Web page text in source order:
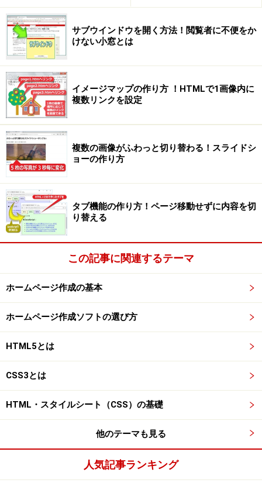
正するだけで、子ボックスの色が自動で変化します。
配色を変更したい場合、基準となる色（親ボックスの色
など）1つを修正するだけで、他の「相対的に指定され
ている」すべての色が適切に変化することになります。
LESSなら色を相対的に指定可能
CSSには、このような「ある色を基準にして相対的に色
を変化」させる記述方法はありません。しかし、
「LESS」というCSSメタ言語を使うと、
「lighten(@basecolor,20%);」などように記述すること
で、「ベースの色」から相対的に変化させた色を指定す
ることができます。
この方法を使えば、下図のように「ベースの色」1つを
になります。うまく活用すれば、デザインの試行錯誤や
配色のリニューアル作業が楽になるでしょう。
「ベースの色」1つを変化させるだけで、他の部分の配色も
自動的に変わる
サブウインドウを開く方法！閲覧者に不便をか
けない小窓とは
イメージマップの作り方 ！HTMLで1画像内に
複数リンクを設定
複数の画像がふわっと切り替わる！スライドシ
ョーの作り方
タブ機能の作り方！ページ移動せずに内容を切
り替える
この記事に関連するテーマ
ホームページ作成の基本
ホームページ作成ソフトの選び方
HTML5とは
CSS3とは
HTML・スタイルシート（CSS）の基礎
他のテーマも見る
人気記事ランキング